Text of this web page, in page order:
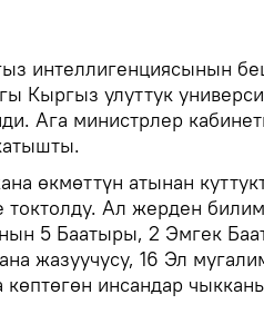
интеллигенциясынын
Кыргыз улуттук
Ага министрлер
өкмөттүн атынан
Ал жерден
5 Баатыры, 2 Эмгек
жазуучусу, 16 Эл
инсандар